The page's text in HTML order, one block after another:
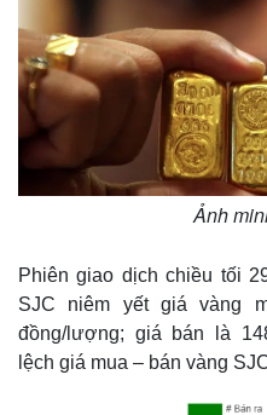
Ảnh
Phiên giao dịch chiều tối
SJC niêm yết giá vàng
đồng/lượng; giá bán là
lệch giá mua – bán vàng